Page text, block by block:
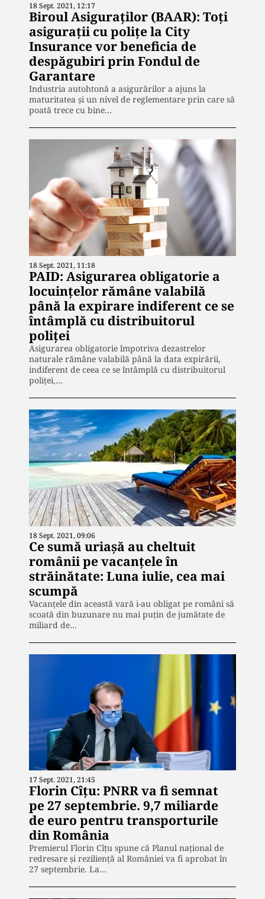
18 Sept. 2021, 12:17
Biroul Asiguraților (BAAR): Toți
asigurații cu polițe la City
Insurance vor beneficia de
despăgubiri prin Fondul de
Garantare
Industria autohtonă a asigurărilor a ajuns la
maturitatea şi un nivel de reglementare prin care să
poată trece cu bine…
18 Sept. 2021, 11:18
PAID: Asigurarea obligatorie a
locuințelor rămâne valabilă
până la expirare indiferent ce se
întâmplă cu distribuitorul
poliței
Asigurarea obligatorie împotriva dezastrelor
naturale rămâne valabilă până la data expirării,
indiferent de ceea ce se întâmplă cu distribuitorul
poliţei,…
18 Sept. 2021, 09:06
Ce sumă uriașă au cheltuit
românii pe vacanțele în
străinătate: Luna iulie, cea mai
scumpă
Vacanțele din această vară i-au obligat pe români să
scoată din buzunare nu mai puțin de jumătate de
miliard de…
17 Sept. 2021, 21:45
Florin Cîțu: PNRR va fi semnat
pe 27 septembrie. 9,7 miliarde
de euro pentru transporturile
din România
Premierul Florin Cîţu spune că Planul național de
redresare și reziliență al României va fi aprobat în
27 septembrie. La…